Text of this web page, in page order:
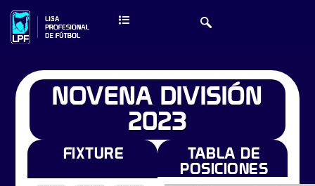
NOVENA DIVISIÓN
2023
FIXTURE
TABLA DE
POSICIONES